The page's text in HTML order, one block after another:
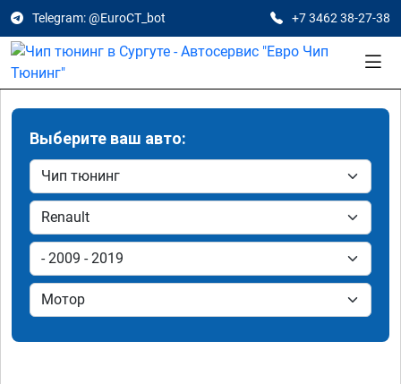
Telegram: @EuroCT_bot +7 3462 38-27-38
Выберите ваш авто: